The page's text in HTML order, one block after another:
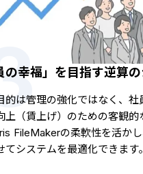
の幸福」を目指す逆算
的は管理の強化ではなく、社
上（賃上げ）のための客観的
FileMakerの柔軟性を活か
てシステムを最適化できます。